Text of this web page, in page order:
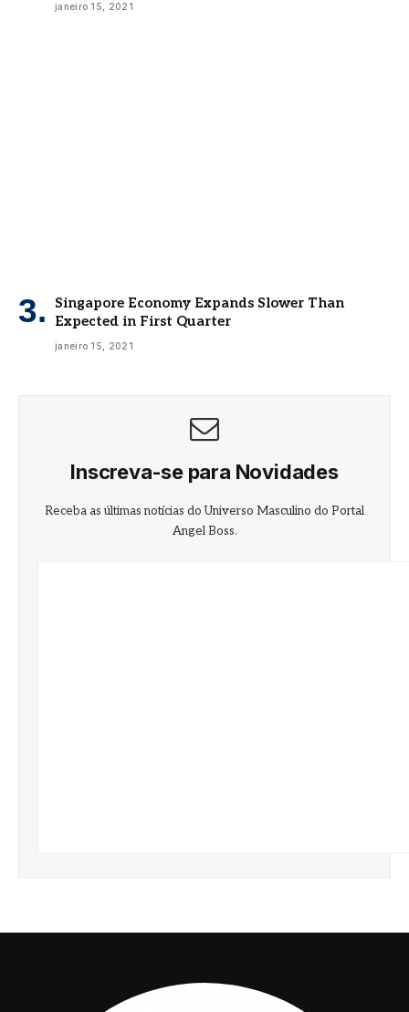
janeiro 15, 2021
Singapore Economy Expands Slower Than
Expected in First Quarter
janeiro 15, 2021
Inscreva-se para Novidades
Receba as últimas notícias do Universo Masculino do Portal
Angel Boss.